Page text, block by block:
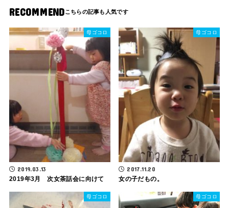
RECOMMEND
母ゴコロ
2019.03.13
2019年3月 次女茶話会に向けて
母ゴコロ
2017.11.20
女の子だもの。
母ゴコロ 母ゴコロ